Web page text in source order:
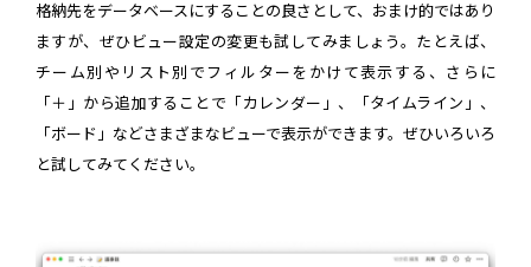
格納先をデータベースにすることの良さとして、おまけ的ではあり
ますが、ぜひビュー設定の変更も試してみましょう。たとえば、
チーム別やリスト別でフィルターをかけて表示する、さらに
「＋」から追加することで「カレンダー」、「タイムライン」、
「ボード」などさまざまなビューで表示ができます。ぜひいろいろ
と試してみてください。